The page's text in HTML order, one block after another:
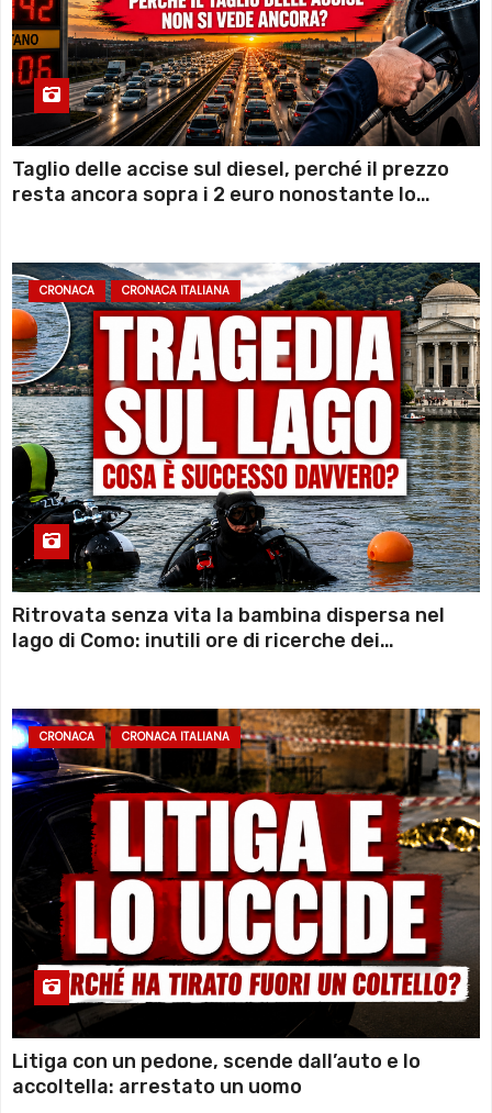
Taglio delle accise sul diesel, perché il prezzo
resta ancora sopra i 2 euro nonostante lo
CRONACA CRONACA ITALIANA
Ritrovata senza vita la bambina dispersa nel
lago di Como: inutili ore di ricerche dei
CRONACA CRONACA ITALIANA
Litiga con un pedone, scende dall’auto e lo
accoltella: arrestato un uomo